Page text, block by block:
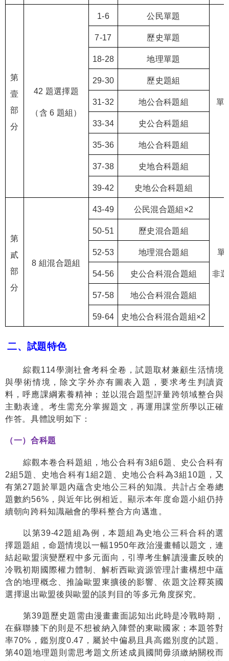
第
壹
部
分
42 題選擇題
（含 6 題組）
1-6 公民單題
單
7-17 歷史單題
18-28 地理單題
29-30 歷史題組
31-32 地公合科題組
33-34 史公合科題組
35-36 地公合科題組
37-38 史地合科題組
39-42 史地公合科題組
第
貳
部
分
8組混合題組
43-49 公民混合題組 ×2
單
非
50-51 歷史混合題組
52-53 地理混合題組
54-56 史公合科混合題組
57-58 地公合科混合題組
59-64 史地公合科混合題組 ×2
二、試題特色
綜觀114學測社會考科全卷，試題取材兼顧生活情境
與學術情境，除文字外亦有圖表入題，要求考生判讀資
料，呼應課綱素養精神；並以混合題型評量跨領域整合與
主動表達。考生需充分掌握題文，再運用課堂所學以正確
作答。具體說明如下：
（一）合科題
綜觀本卷合科題組，地公合科有3組 6題、史公合科有
2組5題、史地合科有1組 2題、史地公合科為3組 10題，又
有第27題於單題內蘊含史地公三科的知識。共計占全卷總
題數約56% ，與近年比例相近。顯示本年度命題小組仍持
續朝向跨科知識融會的學科整合方向邁進。
以第39-42題組為例，本題組為史地公三科合科的選
擇題題組，命題情境以一幅1950年政治漫畫輔以題文，連
結起歐盟演變歷程中多元面向，引導考生解讀漫畫反映的
冷戰初期國際權力體制、解析西歐資源管理計畫構想中蘊
含的地理概念、推論歐盟東擴後的影響、依題文詮釋英國
選擇退出歐盟後與歐盟的談判目的等多元角度探究。
第39題歷史題需由漫畫畫面認知出此時是冷戰時期，
在蘇聯膝下的則是不想被納入陣營的東歐國家；本題答對
率70% ，鑑別度0.47 ，屬於中偏易且具高鑑別度的試題。
第40題地理題則需思考題文所述成員國間毋須繳納關稅而